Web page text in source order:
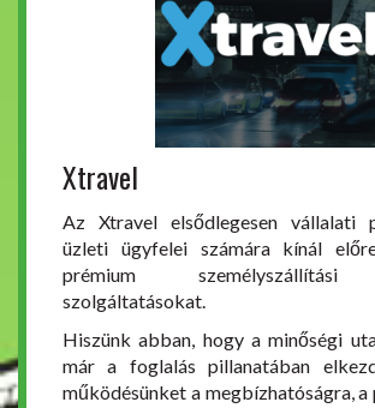
Xtravel
Az Xtravel elsődlegesen vállalati
üzleti ügyfelei számára kínál
prémium személyszállítási
szolgáltatásokat.
Hiszünk abban, hogy a minőségi
már a foglalás pillanatában
működésünket a megbízhatóságra, a